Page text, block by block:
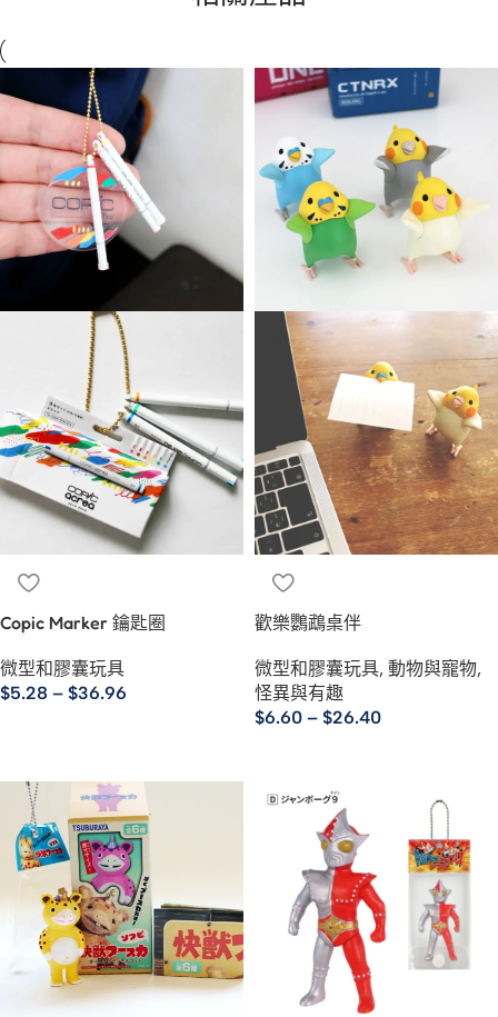
Copic Marker 鑰匙圈
微型和膠囊玩具
$5.28 – $36.96
歡樂鸚鵡桌伴
微型和膠囊玩具, 動物與寵物,
怪異與有趣
$6.60 – $26.40